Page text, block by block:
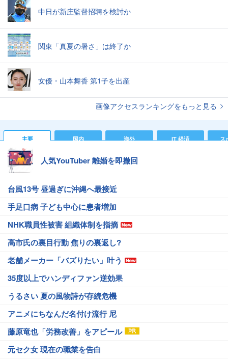
中日が新庄監督招聘を検討か
関東「真夏の暑さ」は終了か
女優・山本舞香 第1子を出産
画像アクセスランキングをもっと見る
主要 国内 海外 IT 経済 ス
人気YouTuber 離婚を即撤回
台風13号 昼過ぎに沖縄へ最接近
手足口病 子ども中心に患者増加
NHK職員性被害 組織体制を指摘
高市氏の裏目行動 焦りの裏返し?
老舗メーカー「バズりたい」叶う
35度以上でハンディファン逆効果
うるさい 夏の風物詩が存続危機
アニメにちなんだ名付け流行 尼
藤原竜也「労務改善」をアピール
元セク女 現在の職業を告白